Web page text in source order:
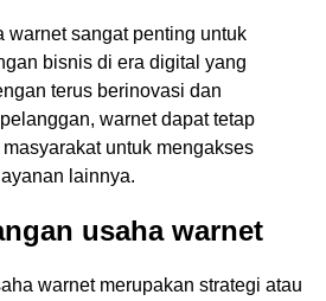
warnet sangat penting untuk
bisnis di era digital yang
terus berinovasi dan
warnet dapat tetap
untuk mengakses
lainnya.
usaha warnet
warnet merupakan strategi atau